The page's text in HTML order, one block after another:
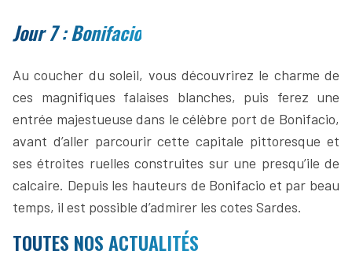
Jour 7 : Bonifacio
Au coucher du soleil, vous découvrirez le charme de
ces magnifiques falaises blanches, puis ferez une
entrée majestueuse dans le célèbre port de Bonifacio,
avant d’aller parcourir cette capitale pittoresque et
ses étroites ruelles construites sur une presqu’ile de
calcaire. Depuis les hauteurs de Bonifacio et par beau
temps, il est possible d’admirer les cotes Sardes.
TOUTES NOS ACTUALITÉS